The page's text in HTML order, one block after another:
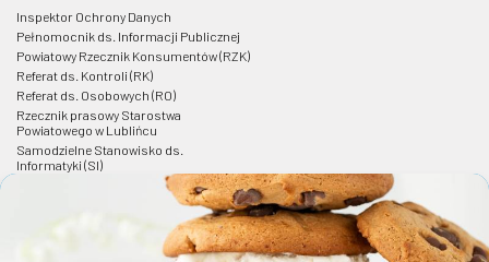
Inspektor Ochrony Danych
Pełnomocnik ds. Informacji Publicznej
Powiatowy Rzecznik Konsumentów (RZK)
Referat ds. Kontroli (RK)
Referat ds. Osobowych (RO)
Rzecznik prasowy Starostwa
Powiatowego w Lublińcu
Samodzielne Stanowisko ds.
Informatyki (SI)
Wydział Budownictwa i Architektury
Wydział Funduszy i Rozwoju (WFR)